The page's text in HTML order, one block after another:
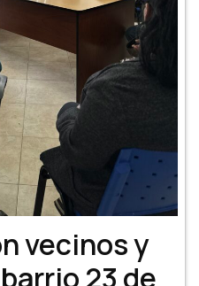
vecinos y
23 de